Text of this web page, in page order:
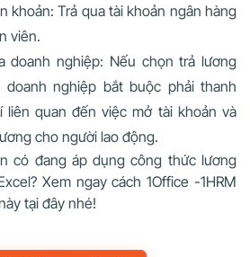
khoản: Trả qua tài khoản ngân hàng
viên.
doanh nghiệp: Nếu chọn trả lương
doanh nghiệp bắt buộc phải thanh
liên quan đến việc mở tài khoản và
cho người lao động.
có đang áp dụng công thức lương
Xem ngay cách 1Office -1HRM
tại đây nhé!